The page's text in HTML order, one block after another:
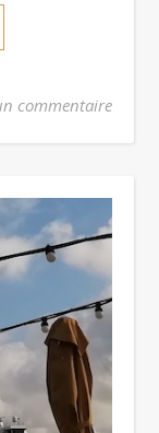
commentaire